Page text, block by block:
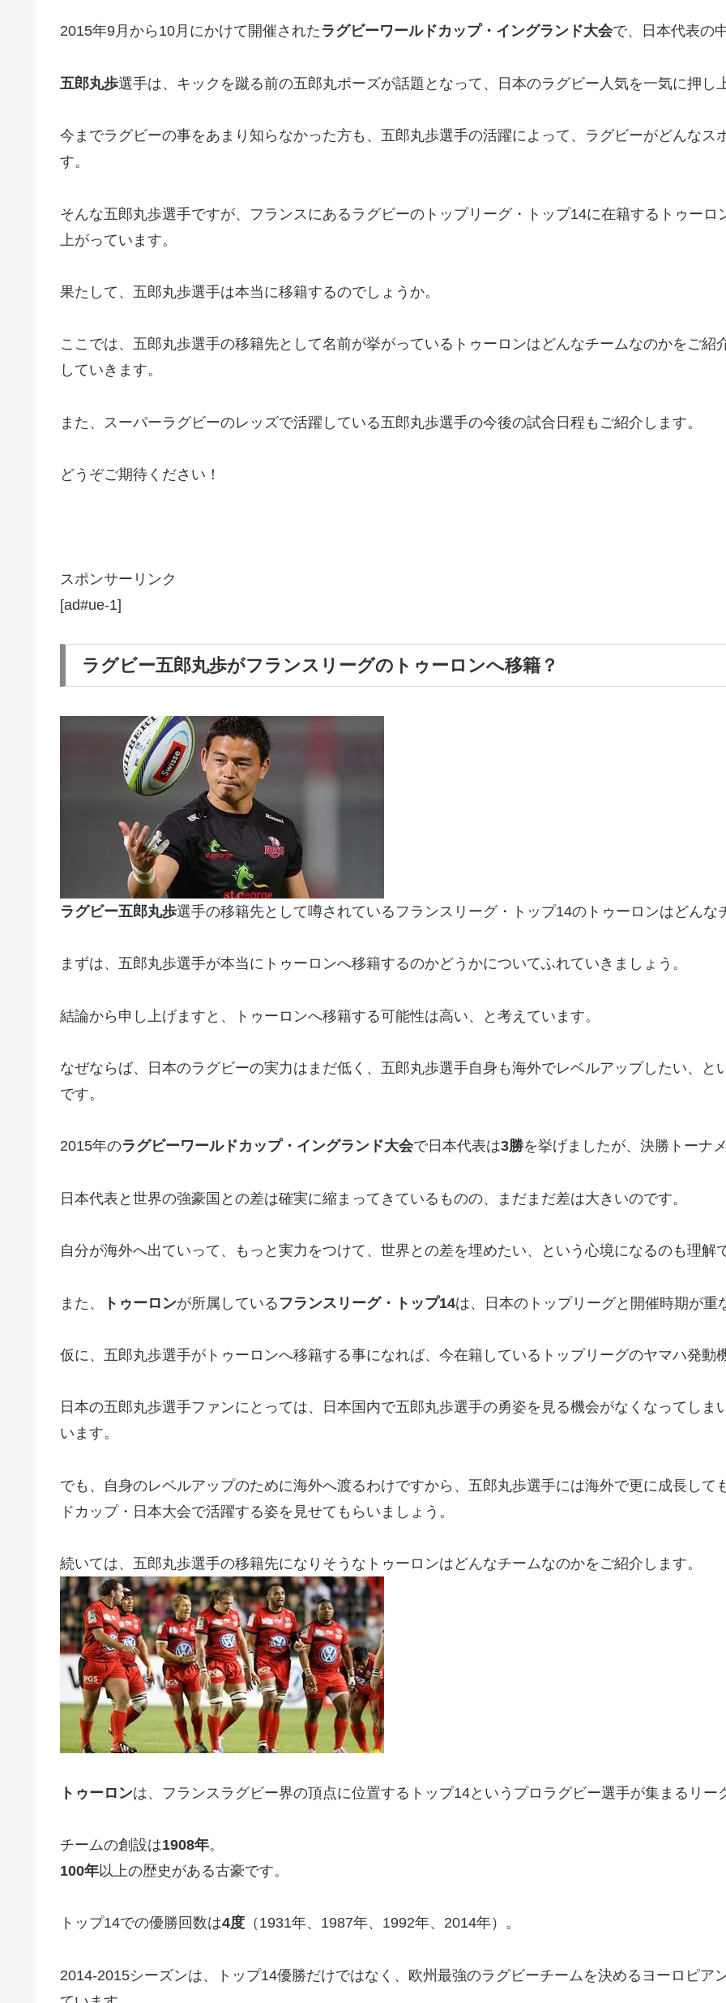
2015年9月から10月にかけて開催された ラグビーワールドカップ・イングランド大会で、日本代表の
五郎丸歩選手は、キックを蹴る前の五郎丸ポーズが話題となって、日本のラグビー人気を一気に押し
今までラグビーの事をあまり知らなかった方も、五郎丸歩選手の活躍によって、ラグビーがどんな
す。
そんな五郎丸歩選手ですが、フランスにあるラグビーのトップリーグ・トップ14に在籍するトゥー
上がっています。
果たして、五郎丸歩選手は本当に移籍するのでしょうか。
ここでは、五郎丸歩選手の移籍先として名前が挙がっているトゥーロンはどんなチームなのかをご
していきます。
また、スーパーラグビーのレッズで活躍している五郎丸歩選手の今後の試合日程もご紹介します。
どうぞご期待ください！
スポンサーリンク
[ad#ue-1]
ラグビー五郎丸歩がフランスリーグのトゥーロンへ移籍？
ラグビー五郎丸歩選手の移籍先として噂されているフランスリーグ・トップ14のトゥーロンはどんな
まずは、五郎丸歩選手が本当にトゥーロンへ移籍するのかどうかについてふれていきましょう。
結論から申し上げますと、トゥーロンへ移籍する可能性は高い、と考えています。
なぜならば、日本のラグビーの実力はまだ低く、五郎丸歩選手自身も海外でレベルアップしたい、と
です。
2015年のラグビーワールドカップ・イングランド大会で日本代表は3勝を挙げましたが、決勝トーナ
日本代表と世界の強豪国との差は確実に縮まってきているものの、まだまだ差は大きいのです。
自分が海外へ出ていって、もっと実力をつけて、世界との差を埋めたい、という心境になるのも理解
また、 トゥーロンが所属している フランスリーグ・トップ14は、日本のトップリーグと開催時期が重
仮に、五郎丸歩選手がトゥーロンへ移籍する事になれば、今在籍しているトップリーグのヤマハ発動
日本の五郎丸歩選手ファンにとっては、日本国内で五郎丸歩選手の勇姿を見る機会がなくなってし
います。
でも、自身のレベルアップのために海外へ渡るわけですから、五郎丸歩選手には海外で更に成長し
ドカップ・日本大会で活躍する姿を見せてもらいましょう。
続いては、五郎丸歩選手の移籍先になりそうなトゥーロンはどんなチームなのかをご紹介します。
トゥーロンは、フランスラグビー界の頂点に位置するトップ14というプロラグビー選手が集まるリー
チームの創設は1908年。
100年以上の歴史がある古豪です。
トップ14での優勝回数は4度 （1931年、1987年、1992年、2014年）。
2014-2015シーズンは、トップ14優勝だけではなく、欧州最強のラグビーチームを決めるヨーロピア